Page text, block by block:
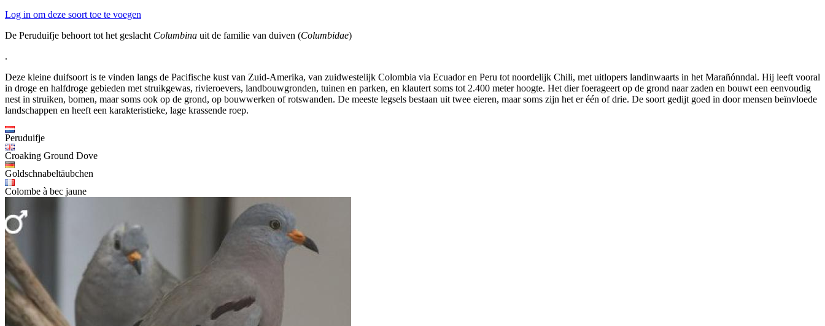
Log in om deze soort toe te voegen
De Peruduifje behoort tot het geslacht Columbina uit de familie van duiven (Columbidae)
.
Deze kleine duifsoort is te vinden langs de Pacifische kust van Zuid-Amerika, van zuidwestelijk Colombia via Ecuador en Peru tot noordelijk Chili, met uitlopers landinwaarts in het Marañónndal. Hij leeft vooral
in droge en halfdroge gebieden met struikgewas, rivieroevers, landbouwgronden, tuinen en parken, en klautert soms tot 2.400 meter hoogte. Het dier foerageert op de grond naar zaden en bouwt een eenvoudig
nest in struiken, bomen, maar soms ook op de grond, op bouwwerken of rotswanden. De meeste legsels bestaan uit twee eieren, maar soms zijn het er één of drie. De soort gedijt goed in door mensen beïnvloede
landschappen en heeft een karakteristieke, lage krassende roep.
Peruduifje
Croaking Ground Dove
Goldschnabeltäubchen
Colombe à bec jaune